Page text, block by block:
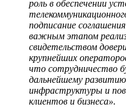
роль в обеспечении
подписание
важным этапом
свидетельством
крупнейших
что сотрудничество
дальнейшему
инфраструктуры и
клиентов и бизнеса».